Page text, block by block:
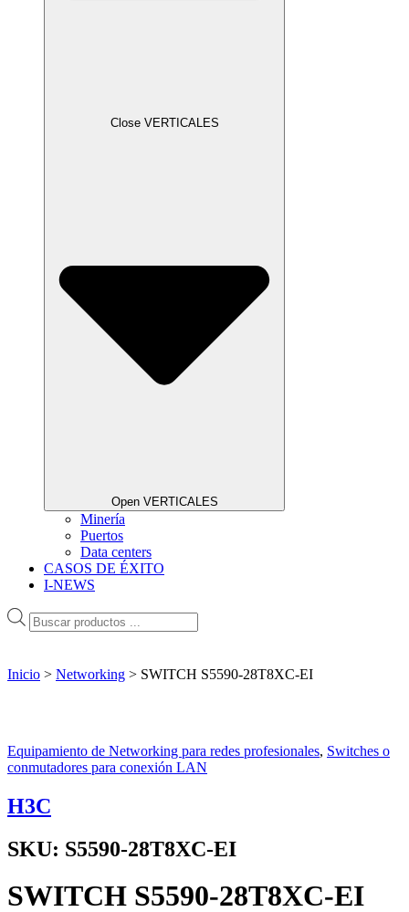
Close VERTICALES
Open VERTICALES
Minería
Puertos
Data centers
CASOS DE ÉXITO
I-NEWS
Products
search
Inicio > Networking > SWITCH S5590-28T8XC-EI
Equipamiento de Networking para redes profesionales, Switches o
conmutadores para conexión LAN
H3C
SKU: S5590-28T8XC-EI
SWITCH S5590-28T8XC-EI